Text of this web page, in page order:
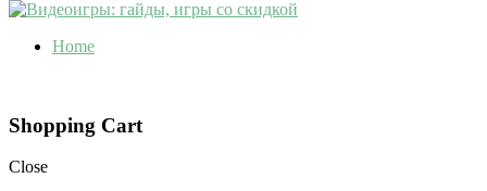
Home
Shopping Cart
Close